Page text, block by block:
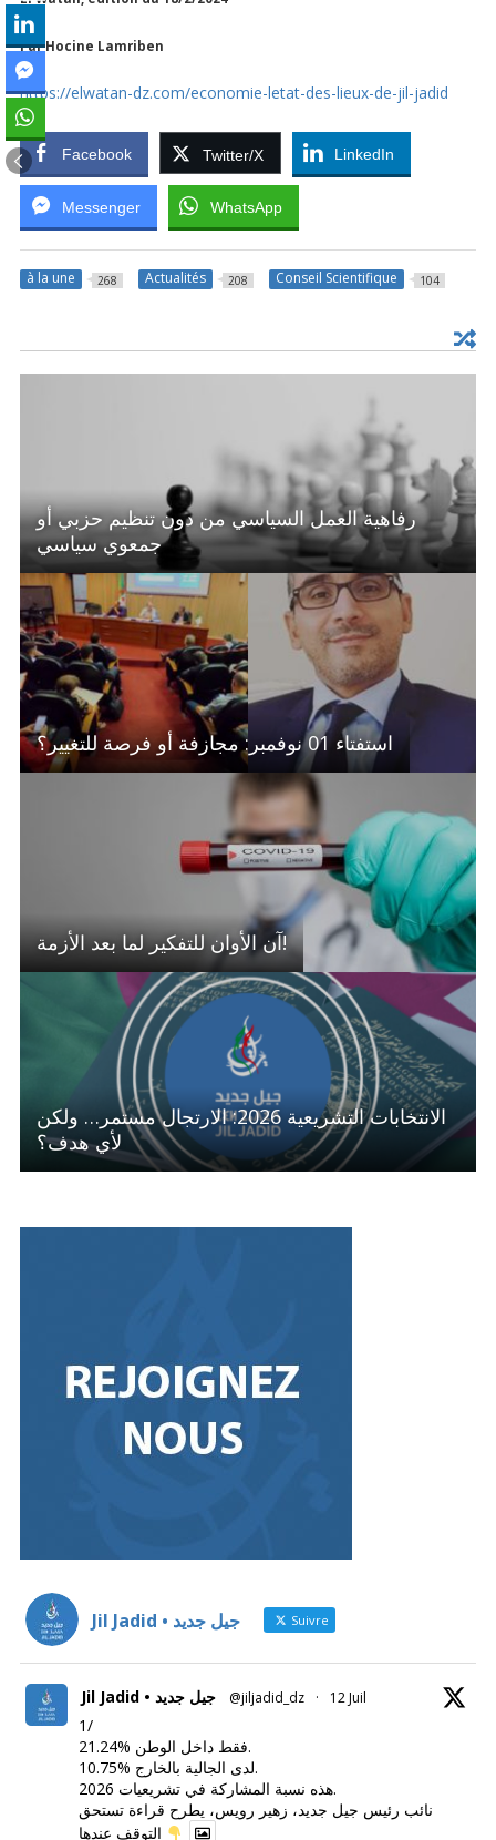
Par Hocine Lamriben
https://elwatan-dz.com/economie-letat-des-lieux-de-jil-jadid
Facebook Twitter/X LinkedIn
Messenger WhatsApp
à la une 268 Actualités 208 Conseil Scientifique 104
رفاهية العمل السياسي من دون تنظيم حزبي أو
جمعوي سياسي
استفتاء 01 نوفمبر: مجازفة أو فرصة للتغيير؟
آن الأوان للتفكير لما بعد الأزمة!
الانتخابات التشريعية 2026: الارتجال مستمر… ولكن
لأي هدف؟
Jil Jadid • جيل جديد Suivre
Jil Jadid • جيل جديد @jiljadid_dz · 12 Juil
1/
21.24% فقط داخل الوطن.
10.75% لدى الجالية بالخارج.
هذه نسبة المشاركة في تشريعيات 2026.
نائب رئيس جيل جديد، زهير رويس، يطرح قراءة تستحق